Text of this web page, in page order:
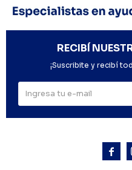

RECIBÍ
¡Suscribite y recibí